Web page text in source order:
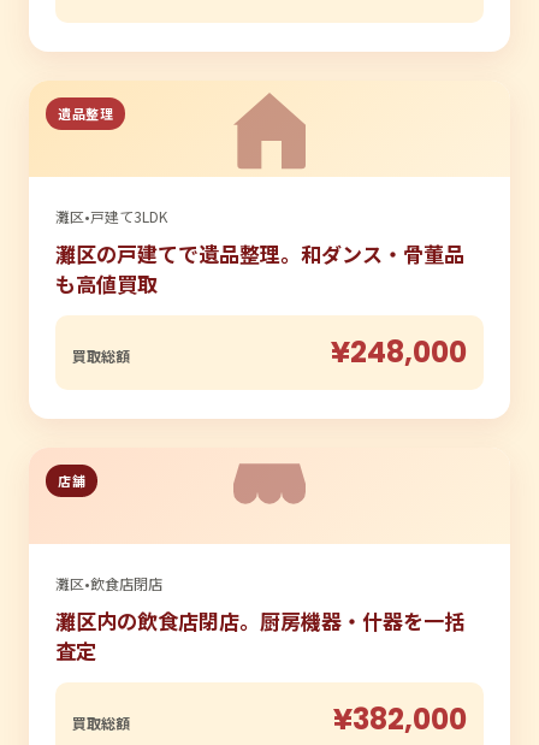
遺品整理
灘区•戸建て3LDK
灘区の戸建てで遺品整理。和ダンス・骨董品
も高値買取
買取総額 ¥248,000
店舗
灘区•飲食店閉店
灘区内の飲食店閉店。厨房機器・什器を一括
査定
買取総額 ¥382,000